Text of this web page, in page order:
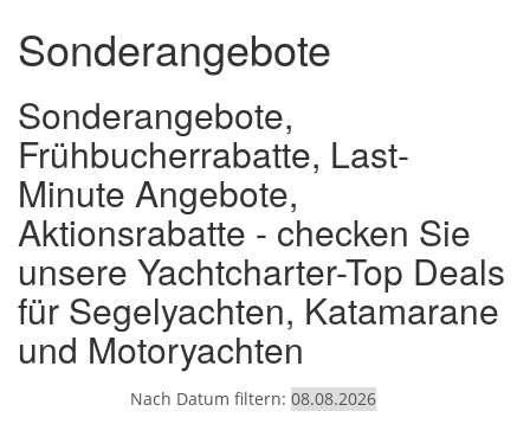
Sonderangebote
Sonderangebote,
Frühbucherrabatte, Last-
Minute Angebote,
Aktionsrabatte - checken Sie
unsere Yachtcharter-Top Deals
für Segelyachten, Katamarane
und Motoryachten